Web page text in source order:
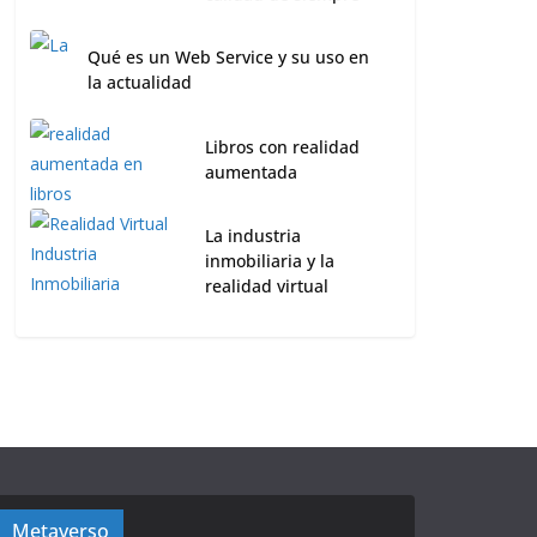
Qué es un Web Service y su uso en
la actualidad
Libros con realidad
aumentada
La industria
inmobiliaria y la
realidad virtual
Metaverso